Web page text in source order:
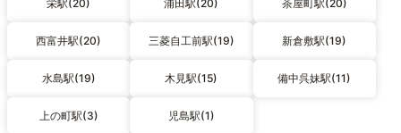
栄駅(20) 浦田駅(20) 茶屋町駅(20)
西富井駅(20) 三菱自工前駅(19) 新倉敷駅(19)
水島駅(19) 木見駅(15) 備中呉妹駅(11)
上の町駅(3) 児島駅(1)